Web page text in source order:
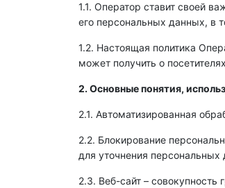
1.1. Оператор ставит своей
его персональных данных, в
1.2. Настоящая политика
может получить о
2. Основные понятия,
2.1. Автоматизированная
2.2. Блокирование
для уточнения персональных
2.3. Веб-сайт –